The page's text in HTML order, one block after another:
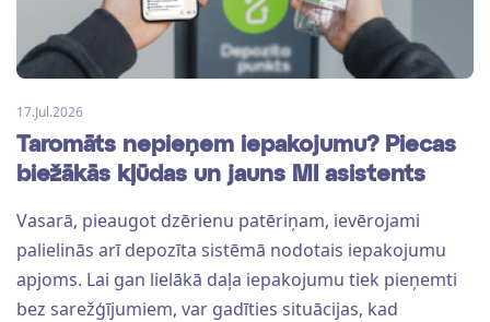
17.Jul.2026
Taromāts nepieņem iepakojumu? Piecas
biežākās kļūdas un jauns MI asistents
Vasarā, pieaugot dzērienu patēriņam, ievērojami
palielinās arī depozīta sistēmā nodotais iepakojumu
apjoms. Lai gan lielākā daļa iepakojumu tiek pieņemti
bez sarežģījumiem, var gadīties situācijas, kad